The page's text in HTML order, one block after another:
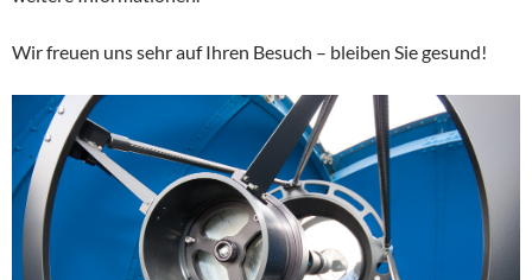
Wir freuen uns sehr auf Ihren Besuch – bleiben Sie gesund!